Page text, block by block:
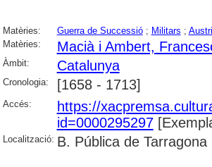
Matèries: Guerra de Successió; Militars ;
Matèries:
Macià i Ambert,
Àmbit: Catalunya
Cronologia: [1658 - 1713]
Accés:
https://
id=0000295297
Localització: B. Pública de Tarragona